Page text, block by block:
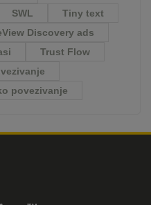
SWL
Tiny text
Discovery ads
Trust Flow
povezivanje